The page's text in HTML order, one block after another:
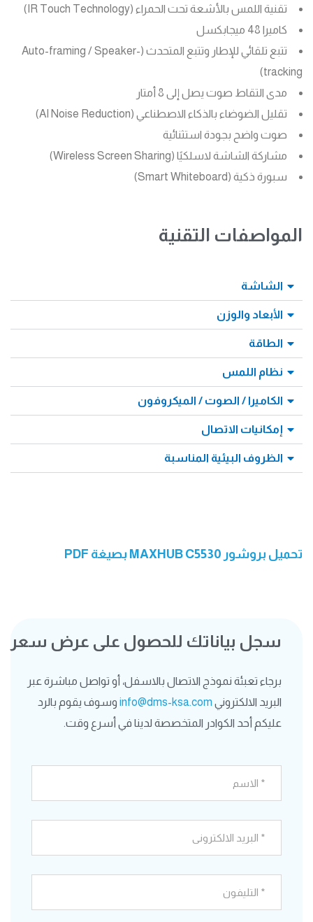
تقنية اللمس بالأشعة تحت الحمراء (IR Touch Technology)
كاميرا 48 ميجابكسل
تتبع تلقائي للإطار وتتبع المتحدث (Auto-framing / Speaker-
tracking)
مدى التقاط صوت يصل إلى 8 أمتار
تقليل الضوضاء بالذكاء الاصطناعي (AI Noise Reduction)
صوت واضح بجودة استثنائية
مشاركة الشاشة لاسلكيًا (Wireless Screen Sharing)
سبورة ذكية (Smart Whiteboard)
المواصفات التقنية
الشاشة
الأبعاد والوزن
الطاقة
نظام اللمس
الكاميرا / الصوت / الميكروفون
إمكانيات الاتصال
الظروف البيئية المناسبة
تحميل بروشور MAXHUB C5530 بصيغة PDF
سجل بياناتك للحصول على عرض سعر
برجاء تعبئة نموذج الاتصال بالاسفل، أو تواصل مباشرة عبر
البريد الالكتروني info@dms-ksa.com وسوف يقوم بالرد
عليكم أحد الكوادر المتخصصة لدينا في أسرع وقت.